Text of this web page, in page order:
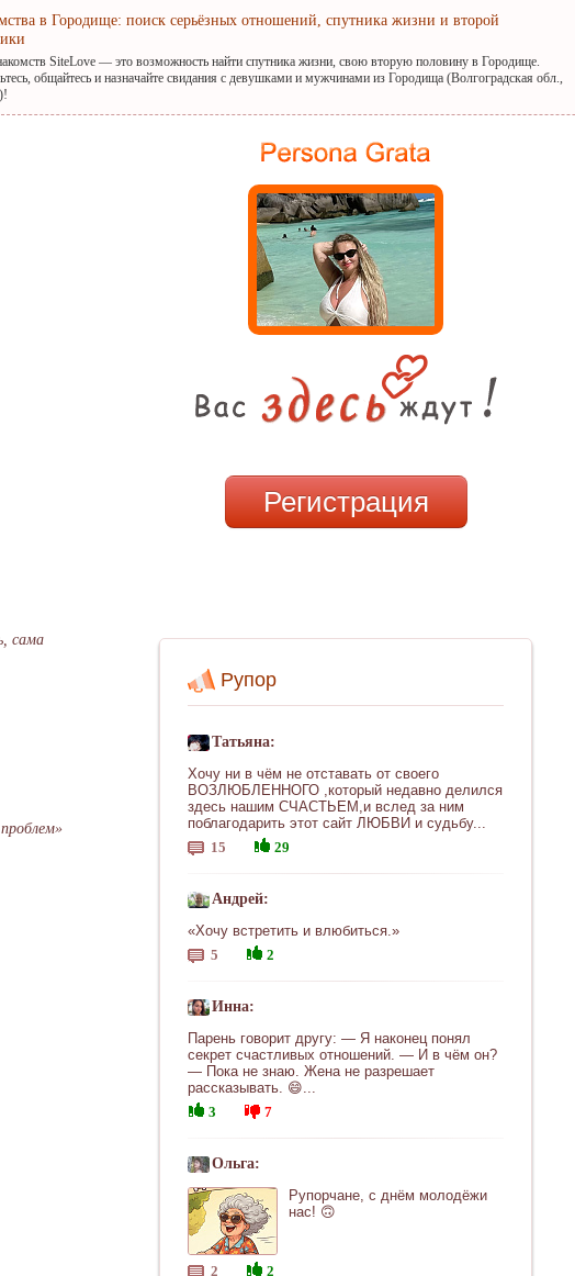
в Городище: поиск серьёзных отношений, спутника жизни и второй
SiteLove — это возможность найти спутника жизни, свою вторую половину в Городище.
общайтесь и назначайте свидания с девушками и мужчинами из Городища (Волгоградская обл.,
Регистрация
Рупор
Татьяна:
Хочу ни в чём не отставать от своего
ВОЗЛЮБЛЕННОГО ,который недавно делился
здесь нашим СЧАСТЬЕМ,и вслед за ним
поблагодарить этот сайт ЛЮБВИ и судьбу...
15
29
Андрей:
«Хочу встретить и влюбиться.»
5
2
Инна:
Парень говорит другу: — Я наконец понял
секрет счастливых отношений. — И в чём он?
— Пока не знаю. Жена не разрешает
рассказывать. 😄...
3
7
Ольга:
Рупорчане, с днём молодёжи
нас! 🙃
2 2
сама